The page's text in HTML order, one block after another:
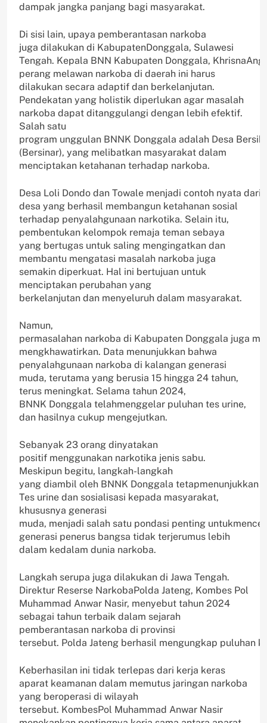
dampak jangka panjang bagi masyarakat.
Di sisi lain, upaya pemberantasan narkoba
juga dilakukan di KabupatenDonggala, Sulawesi
Tengah. Kepala BNN Kabupaten Donggala,
perang melawan narkoba di daerah ini harus
dilakukan secara adaptif dan berkelanjutan.
Pendekatan yang holistik diperlukan agar masalah
narkoba dapat ditanggulangi dengan lebih efektif.
Salah satu
program unggulan BNNK Donggala adalah Desa
(Bersinar), yang melibatkan masyarakat dalam
menciptakan ketahanan terhadap narkoba.
Desa Loli Dondo dan Towale menjadi contoh nyata dari
desa yang berhasil membangun ketahanan sosial
terhadap penyalahgunaan narkotika. Selain itu,
pembentukan kelompok remaja teman sebaya
yang bertugas untuk saling mengingatkan dan
membantu mengatasi masalah narkoba juga
semakin diperkuat. Hal ini bertujuan untuk
menciptakan perubahan yang
berkelanjutan dan menyeluruh dalam masyarakat.
Namun,
permasalahan narkoba di Kabupaten Donggala juga
mengkhawatirkan. Data menunjukkan bahwa
penyalahgunaan narkoba di kalangan generasi
muda, terutama yang berusia 15 hingga 24 tahun,
terus meningkat. Selama tahun 2024,
BNNK Donggala telahmenggelar puluhan tes urine,
dan hasilnya cukup mengejutkan.
Sebanyak 23 orang dinyatakan
positif menggunakan narkotika jenis sabu.
Meskipun begitu, langkah-langkah
yang diambil oleh BNNK Donggala tetapmenunjukkan
Tes urine dan sosialisasi kepada masyarakat,
khususnya generasi
muda, menjadi salah satu pondasi penting
generasi penerus bangsa tidak terjerumus lebih
dalam kedalam dunia narkoba.
Langkah serupa juga dilakukan di Jawa Tengah.
Direktur Reserse NarkobaPolda Jateng, Kombes Pol
Muhammad Anwar Nasir, menyebut tahun 2024
sebagai tahun terbaik dalam sejarah
pemberantasan narkoba di provinsi
tersebut. Polda Jateng berhasil mengungkap puluhan
Keberhasilan ini tidak terlepas dari kerja keras
aparat keamanan dalam memutus jaringan narkoba
yang beroperasi di wilayah
tersebut. KombesPol Muhammad Anwar Nasir